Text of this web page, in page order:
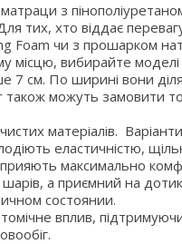
з
тих, хто віддає
Foam чи з прошарком
вибирайте моделі
см. По ширині вони
також можуть замовити
матеріалів.
еластичністю,
максимально
а приємний на
состоянии.
вплив,